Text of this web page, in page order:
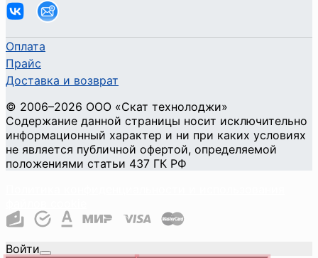
Оплата
Прайс
Доставка и возврат
© 2006–2026 ООО «Скат технолоджи»
Содержание данной страницы носит исключительно
информационный характер и ни при каких условиях
не является публичной офертой, определяемой
положениями статьи 437 ГК РФ
Войти